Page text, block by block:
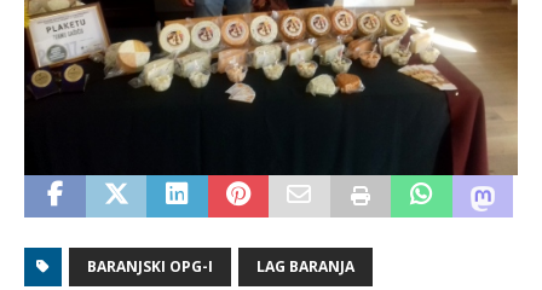
BARANJSKI OPG-I LAG BARANJA